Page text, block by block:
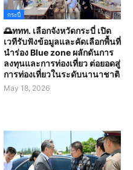
กระบี่
🌅ททท. เลือกจังหวัดกระบี่ เปิด
เวทีรับฟังข้อมูลและคัดเลือกพื้นที่
นำร่อง Blue zone ผลักดันการ
ลงทุนและการท่องเที่ยว ต่อยอดสู่
การท่องเที่ยวในระดับนานาชาติ
May 18, 2026